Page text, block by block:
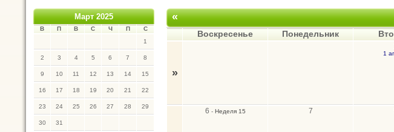
Март 2025
В П В С Ч П
С
1
2 3 4 5 6 7 8
9 10 11 12 13 14 15
16 17 18 19 20 21 22
23 24 25 26 27 28 29
30 31
«
Воскресенье Понедельник
»
1
6 - Неделя 15 7